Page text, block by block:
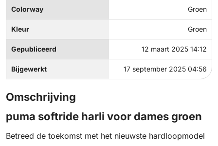
Colorway Groen
Kleur Groen
Gepubliceerd 12 maart 2025 14:12
Bijgewerkt 17 september 2025 04:56
Omschrijving
puma softride harli voor dames groen
Betreed de toekomst met het nieuwste hardloopmodel